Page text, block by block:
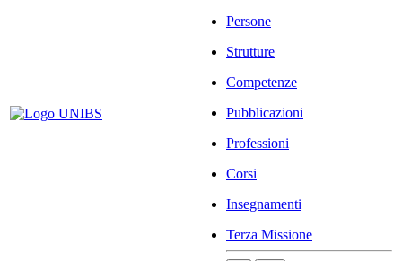
Persone
Strutture
Competenze
Pubblicazioni
Professioni
Corsi
Insegnamenti
Terza Missione